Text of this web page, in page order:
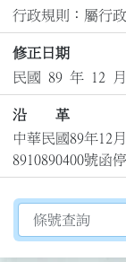
行政規則：屬行
修正日期
民國 89 年 12
沿 革
中華民國89年12
8910890400號函
切換選擇法規資